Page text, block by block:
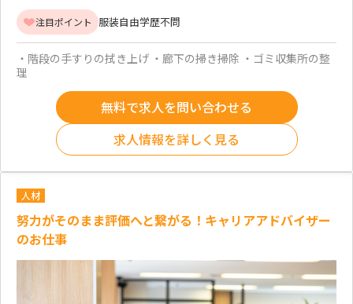
注目ポイント 服装自由学歴不問
・階段の手すりの拭き上げ ・廊下の掃き掃除 ・ゴミ収集所の整
理
無料で求人を問い合わせる
求人情報を詳しく見る
人材
努力がそのまま評価へと繋がる！キャリアアドバイザー
のお仕事